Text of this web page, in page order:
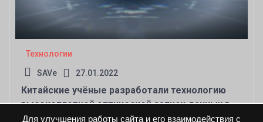
Для улучшения работы сайта и его взаимодействия с
Технологии
SAVe 27.01.2022
Китайские учёные разработали технологию
высокоплотной оптической записи данных в
алмазах